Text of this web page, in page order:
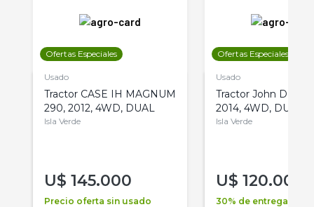
Ofertas Especiales
Usado
Tractor CASE IH MAGNUM
290, 2012, 4WD, DUAL
Isla Verde
U$ 145.000
Precio oferta sin usado
Ofertas Especiales
Usado
Tractor John Deere
2014, 4WD, DUAL
Isla Verde
U$ 120.000
30% de entrega +